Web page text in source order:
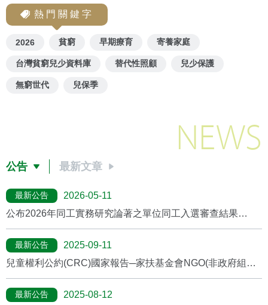
熱門關鍵字
2026 貧窮 早期療育 寄養家庭
台灣貧窮兒少資料庫 替代性照顧 兒少保護
無窮世代 兒保季
NEWS
公告 最新文章
最新公告
2026-05-11
公布2026年同工實務研究論著之單位同工入選審查結果
最新公告
2025-09-11
兒童權利公約(CRC)國家報告─家扶基金會NGO(非政府組織)
最新公告
2025-08-12